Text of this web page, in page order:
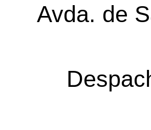
Avda. de